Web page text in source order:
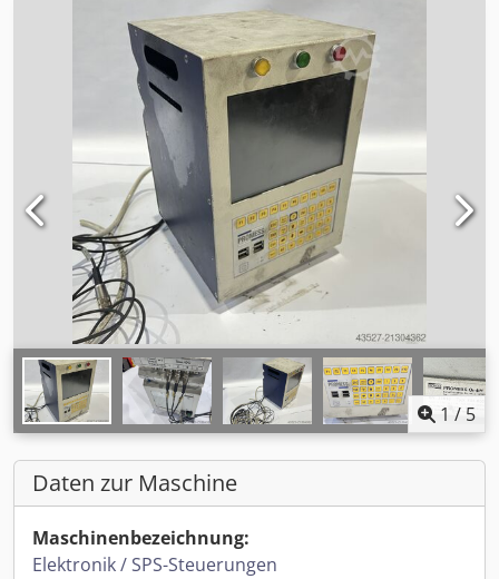
1 / 5
Daten zur Maschine
Maschinenbezeichnung:
Elektronik / SPS-Steuerungen